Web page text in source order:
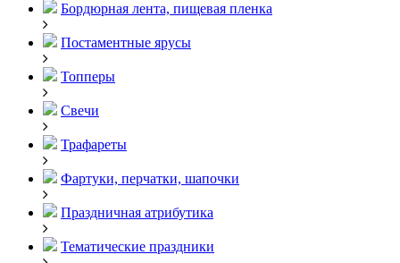
Бордюрная лента, пищевая пленка
Постаментные ярусы
Топперы
Свечи
Трафареты
Фартуки, перчатки, шапочки
Праздничная атрибутика
Тематические праздники